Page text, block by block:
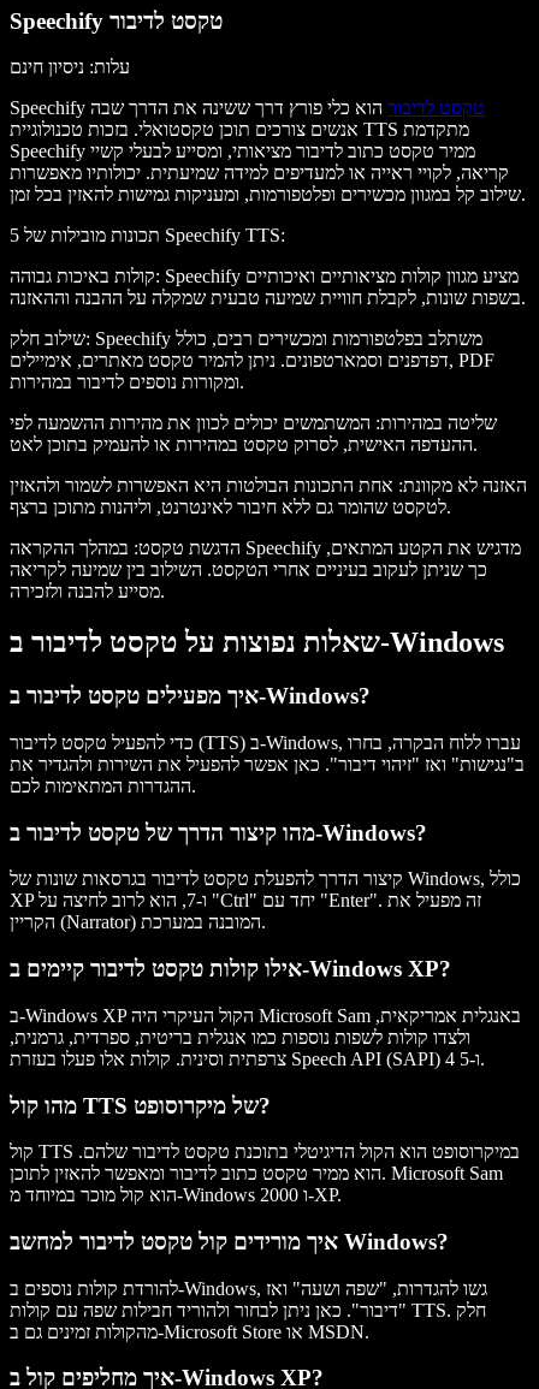
Speechify טקסט לדיבור
עלות: ניסיון חינם
Speechify
טקסט לדיבור הוא כלי פורץ דרך ששינה את הדרך שבה
אנשים צורכים תוכן טקסטואלי. בזכות טכנולוגיית TTS מתקדמת
Speechify ממיר טקסט כתוב לדיבור מציאותי, ומסייע לבעלי קשיי
קריאה, לקויי ראייה או למעדיפים למידה שמיעתית. יכולותיו מאפשרות
שילוב קל במגוון מכשירים ופלטפורמות, ומעניקות גמישות להאזין בכל זמן.
5 תכונות מובילות של Speechify TTS:
קולות באיכות גבוהה: Speechify מציע מגוון קולות מציאותיים ואיכותיים
בשפות שונות, לקבלת חוויית שמיעה טבעית שמקלה על ההבנה וההאזנה.
שילוב חלק: Speechify משתלב בפלטפורמות ומכשירים רבים, כולל
דפדפנים וסמארטפונים. ניתן להמיר טקסט מאתרים, אימיילים, PDF
ומקורות נוספים לדיבור במהירות.
שליטה במהירות: המשתמשים יכולים לכוון את מהירות ההשמעה לפי
ההעדפה האישית, לסרוק טקסט במהירות או להעמיק בתוכן לאט.
האזנה לא מקוונת: אחת התכונות הבולטות היא האפשרות לשמור ולהאזין
לטקסט שהומר גם ללא חיבור לאינטרנט, וליהנות מתוכן ברצף.
הדגשת טקסט: במהלך ההקראה Speechify מדגיש את הקטע המתאים,
כך שניתן לעקוב בעיניים אחרי הטקסט. השילוב בין שמיעה לקריאה
מסייע להבנה ולזכירה.
שאלות נפוצות על טקסט לדיבור ב-Windows
איך מפעילים טקסט לדיבור ב-Windows?
כדי להפעיל טקסט לדיבור (TTS) ב-Windows, עברו ללוח הבקרה, בחרו
ב"נגישות" ואז "זיהוי דיבור". כאן אפשר להפעיל את השירות ולהגדיר את
ההגדרות המתאימות לכם.
מהו קיצור הדרך של טקסט לדיבור ב-Windows?
קיצור הדרך להפעלת טקסט לדיבור בגרסאות שונות של Windows, כולל
XP ו-7, הוא לרוב לחיצה על "Ctrl" יחד עם "Enter". זה מפעיל את
הקריין (Narrator) המובנה במערכת.
אילו קולות טקסט לדיבור קיימים ב-Windows XP?
ב-Windows XP הקול העיקרי היה Microsoft Sam באנגלית אמריקאית,
ולצדו קולות לשפות נוספות כמו אנגלית בריטית, ספרדית, גרמנית,
צרפתית וסינית. קולות אלו פעלו בעזרת Speech API (SAPI) 4 ו-5.
מהו קול TTS של מיקרוסופט?
קול TTS במיקרוסופט הוא הקול הדיגיטלי בתוכנת טקסט לדיבור שלהם.
הוא ממיר טקסט כתוב לדיבור ומאפשר להאזין לתוכן. Microsoft Sam
הוא קול מוכר במיוחד מ-Windows 2000 ו-XP.
איך מורידים קול טקסט לדיבור למחשב Windows?
להורדת קולות נוספים ב-Windows, גשו להגדרות, "שפה ושעה" ואז
"דיבור". כאן ניתן לבחור ולהוריד חבילות שפה עם קולות TTS. חלק
מהקולות זמינים גם ב-Microsoft Store או MSDN.
איך מחליפים קול ב-Windows XP?